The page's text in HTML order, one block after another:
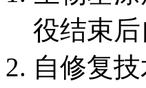
役结束
自修复